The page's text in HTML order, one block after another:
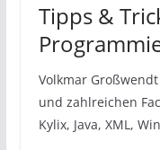
Tipps &
Volkmar
und zahlreichen
Kylix, Java, XML,